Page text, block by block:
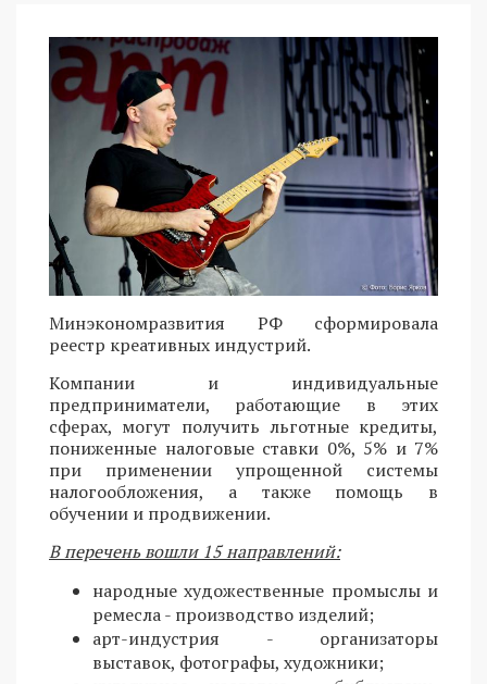
Минэкономразвития РФ сформировала
реестр креативных индустрий.
Компании и индивидуальные
предприниматели, работающие в этих
сферах, могут получить льготные кредиты,
пониженные налоговые ставки 0%, 5% и 7%
при применении упрощенной системы
налогообложения, а также помощь в
обучении и продвижении.
В перечень вошли 15 направлений:
народные художественные промыслы и
ремесла - производство изделий;
арт-индустрия - организаторы
выставок, фотографы, художники;